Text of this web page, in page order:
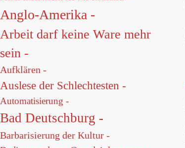
Anglo-Amerika -
Arbeit darf keine Ware mehr
sein -
Aufklären -
Auslese der Schlechtesten -
Automatisierung -
Bad Deutschburg -
Barbarisierung der Kultur -